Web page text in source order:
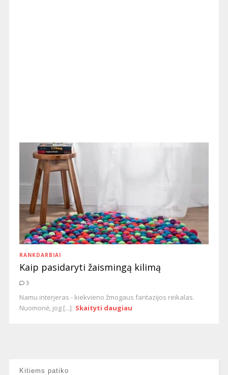
RANKDARBIAI
Kaip pasidaryti žaismingą kilimą
3
Namu interjeras - kiekvieno žmogaus fantazijos reikalas.
Nuomonė, jog [...] Skaityti daugiau
Kitiems patiko